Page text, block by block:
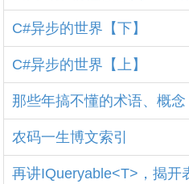
C#异步的世界【下】
C#异步的世界【上】
那些年搞不懂的术语、概
农码一生博文索引
再讲IQueryable<T>，揭开